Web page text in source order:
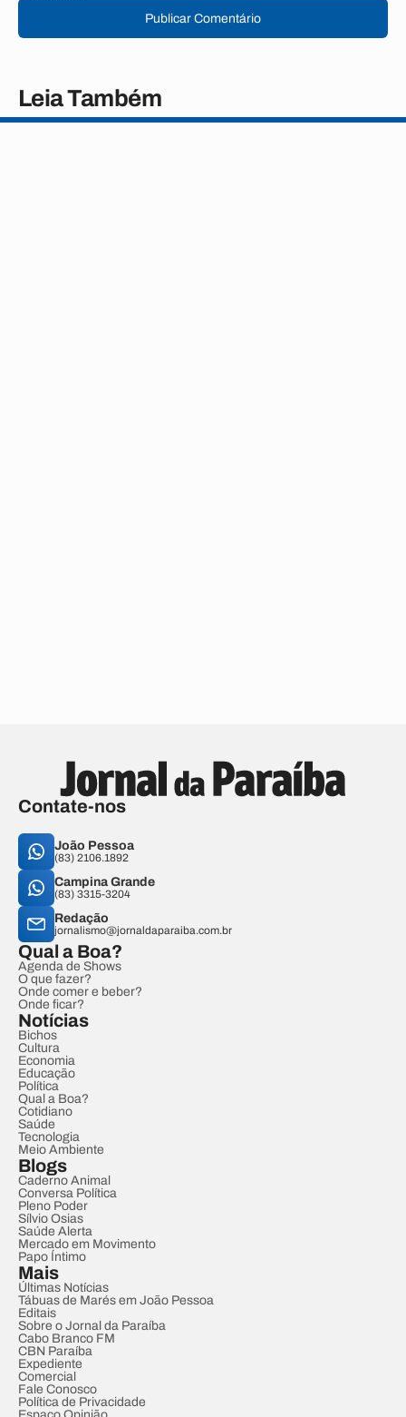
Publicar Comentário
Leia Também
Contate-nos
João Pessoa
(83) 2106.1892
Campina Grande
(83) 3315-3204
Redação
jornalismo@jornaldaparaiba.com.br
Qual a Boa?
Agenda de Shows
O que fazer?
Onde comer e beber?
Onde ficar?
Notícias
Bichos
Cultura
Economia
Educação
Política
Qual a Boa?
Cotidiano
Saúde
Tecnologia
Meio Ambiente
Blogs
Caderno Animal
Conversa Política
Pleno Poder
Sílvio Osias
Saúde Alerta
Mercado em Movimento
Papo Íntimo
Mais
Últimas Notícias
Tábuas de Marés em João Pessoa
Editais
Sobre o Jornal da Paraíba
Cabo Branco FM
CBN Paraíba
Expediente
Comercial
Fale Conosco
Política de Privacidade